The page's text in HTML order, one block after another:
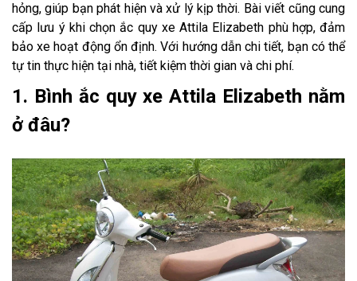
hỏng, giúp bạn phát hiện và xử lý kịp thời. Bài viết cũng cung
cấp lưu ý khi chọn ắc quy xe Attila Elizabeth phù hợp, đảm
bảo xe hoạt động ổn định. Với hướng dẫn chi tiết, bạn có thể
tự tin thực hiện tại nhà, tiết kiệm thời gian và chi phí.
1. Bình ắc quy xe Attila Elizabeth nằm
ở đâu?